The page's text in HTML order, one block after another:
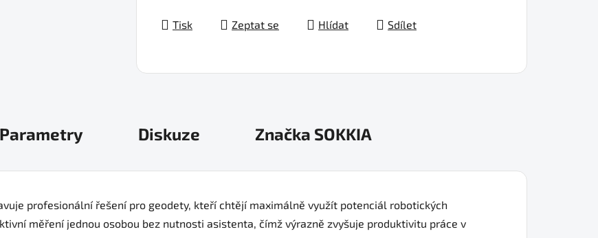
Tisk Zeptat se Hlídat Sdílet
Parametry Diskuze Značka SOKKIA
profesionální řešení pro geodety, kteří chtějí maximálně využít potenciál robotických
měření jednou osobou bez nutnosti asistenta, čímž výrazně zvyšuje produktivitu práce v